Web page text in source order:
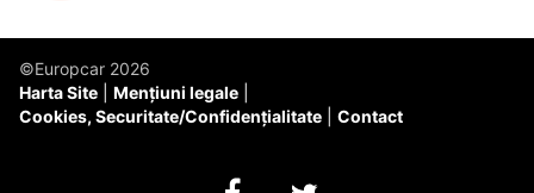
©Europcar 2026
Harta Site
Mențiuni legale
Cookies, Securitate/Confidențialitate
Contact